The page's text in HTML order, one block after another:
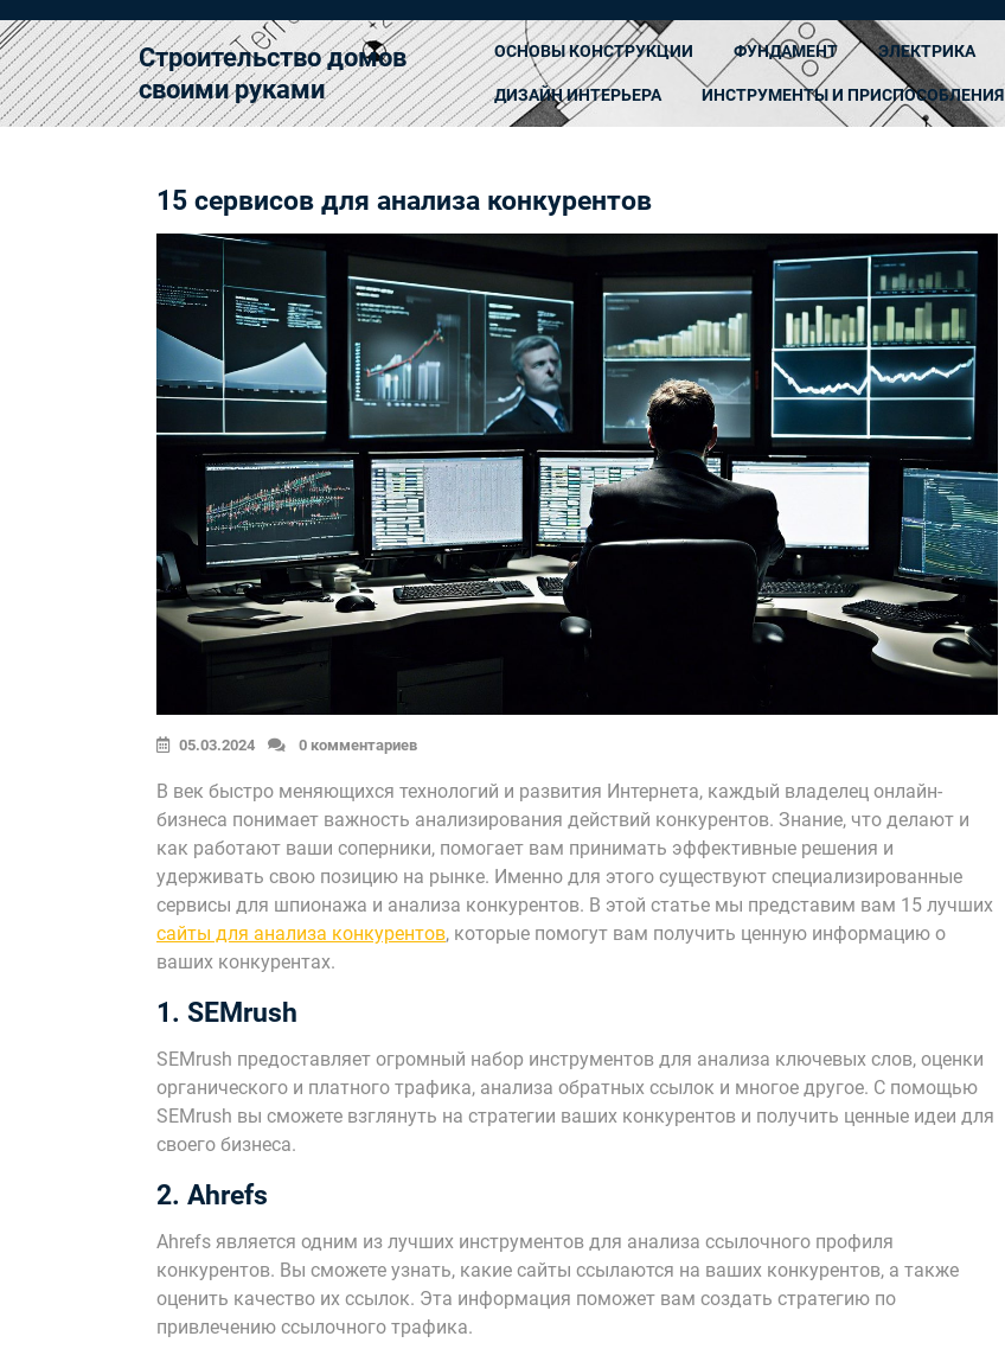
к
содержимому
Строительство домов
своими руками
ОСНОВЫ КОНСТРУКЦИИ ФУНДАМЕНТ ЭЛЕКТРИКА
ДИЗАЙН ИНТЕРЬЕРА ИНСТРУМЕНТЫ И ПРИСПОСОБЛЕНИЯ
15 сервисов для анализа конкурентов
05.03.2024 0 комментариев
В век быстро меняющихся технологий и развития Интернета, каждый владелец онлайн-
бизнеса понимает важность анализирования действий конкурентов. Знание, что делают и
как работают ваши соперники, помогает вам принимать эффективные решения и
удерживать свою позицию на рынке. Именно для этого существуют специализированные
сервисы для шпионажа и анализа конкурентов. В этой статье мы представим вам 15 лучших
сайты для анализа конкурентов, которые помогут вам получить ценную информацию о
ваших конкурентах.
1. SEMrush
SEMrush предоставляет огромный набор инструментов для анализа ключевых слов, оценки
органического и платного трафика, анализа обратных ссылок и многое другое. С помощью
SEMrush вы сможете взглянуть на стратегии ваших конкурентов и получить ценные идеи для
своего бизнеса.
2. Ahrefs
Ahrefs является одним из лучших инструментов для анализа ссылочного профиля
конкурентов. Вы сможете узнать, какие сайты ссылаются на ваших конкурентов, а также
оценить качество их ссылок. Эта информация поможет вам создать стратегию по
привлечению ссылочного трафика.